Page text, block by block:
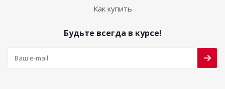
Как купить
Будьте всегда в курсе!